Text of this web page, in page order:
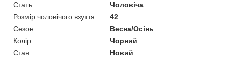
Стать
Чоловіча
Розмір чоловічого взуття
42
Сезон
Весна/Осінь
Колір
Чорний
Стан
Новий